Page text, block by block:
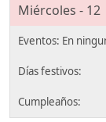
Miércoles - 12